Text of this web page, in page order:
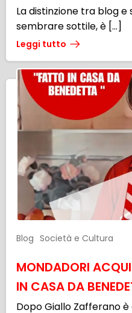
La distinzione tra blog
sembrare sottile, è […]
Leggi tutto
Blog Società e Cultura
MONDADORI
IN CASA DA
Dopo Giallo Zafferano